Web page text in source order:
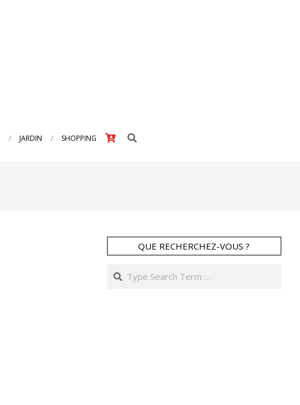
JARDIN SHOPPING Search
QUE RECHERCHEZ-VOUS ?
Search